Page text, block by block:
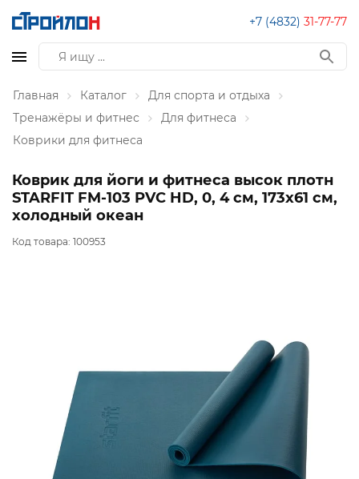
+7 (4832) 31-77-77
Главная Каталог
Для спорта и отдыха
Тренажёры и фитнес
Для фитнеса
Коврики для фитнеса
Коврик для йоги и фитнеса высок плотн
STARFIT FM-103 PVC HD, 0, 4 см, 173x61 см,
холодный океан
Код товара: 100953